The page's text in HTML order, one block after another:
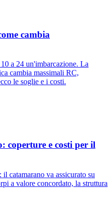
cambia
a 24 un'imbarcazione. La
cambia massimali RC,
le soglie e i costi.
coperture e costi per il
catamarano va assicurato su
a valore concordato, la struttura